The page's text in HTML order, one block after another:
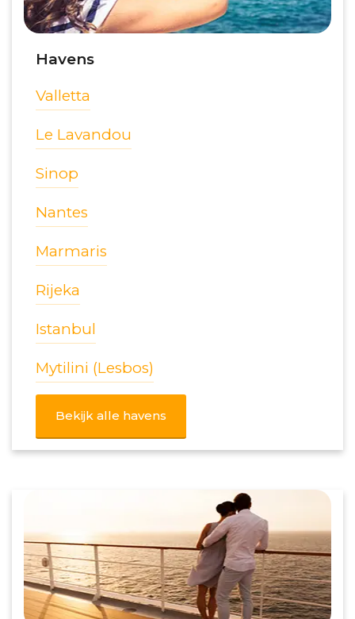
Havens
Valletta
Le Lavandou
Sinop
Nantes
Marmaris
Rijeka
Istanbul
Mytilini (Lesbos)
Bekijk alle havens